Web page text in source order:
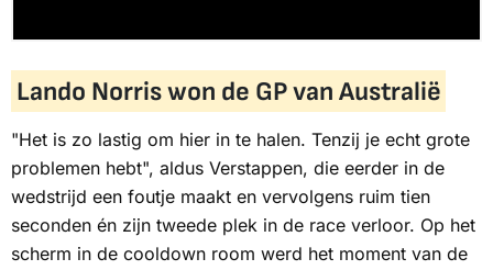
Lando Norris won de GP van Australië
"Het is zo lastig om hier in te halen. Tenzij je echt grote
problemen hebt", aldus Verstappen, die eerder in de
wedstrijd een foutje maakt en vervolgens ruim tien
seconden én zijn tweede plek in de race verloor. Op het
scherm in de cooldown room werd het moment van de